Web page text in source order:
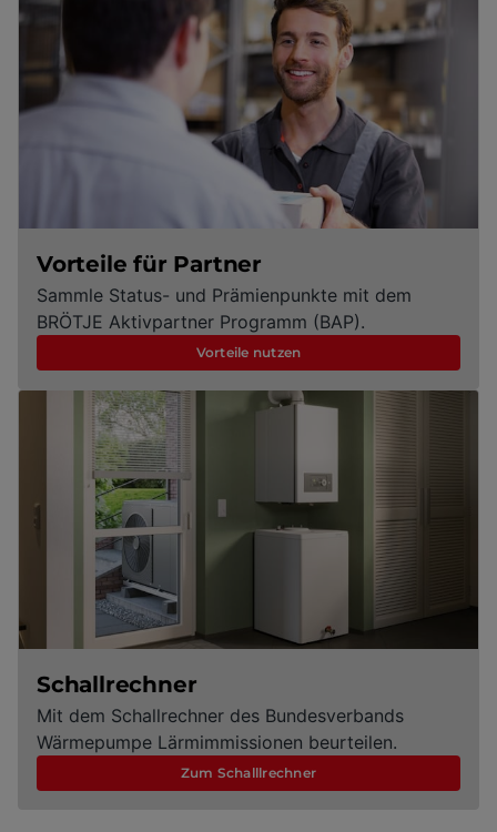
Vorteile für Partner
Sammle Status- und Prämienpunkte mit dem
BRÖTJE Aktivpartner Programm (BAP).
Vorteile nutzen
Schallrechner
Mit dem Schallrechner des Bundesverbands
Wärmepumpe Lärmimmissionen beurteilen.
Zum Schalllrechner